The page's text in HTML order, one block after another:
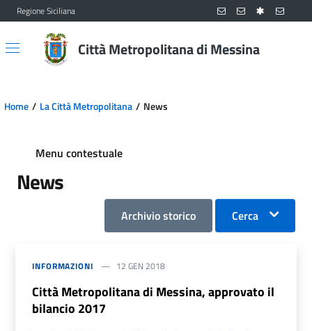
Vai al contenuto principale
Vai al menu principale
Regione Siciliana
Città Metropolitana di Messina
Home La Città Metropolitana News
Menu contestuale
News
Archivio storico Cerca
INFORMAZIONI 12 GEN 2018
Città Metropolitana di Messina, approvato il
bilancio 2017